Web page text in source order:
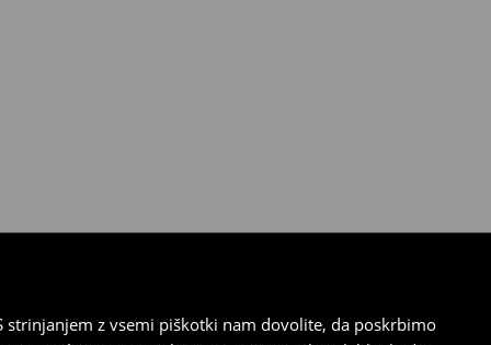
z vsemi piškotki nam dovolite, da poskrbimo